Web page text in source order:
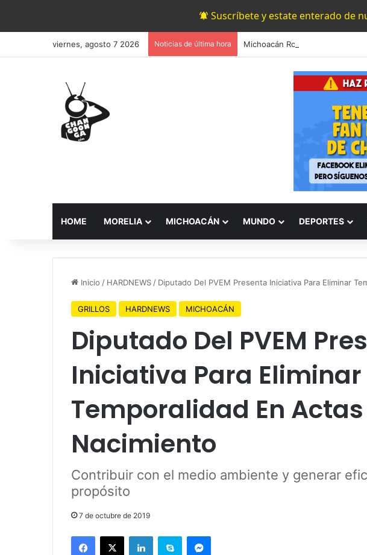
Suscríbete y estate enterado de
viernes, agosto 7 2026 Noticias de última hora
HOME MORELIA MICHOACÁN MUNDO DEPORTES
Inicio / HARDNEWS / Diputado Del PVEM Presenta Iniciativa Para Eliminar
GRILLOS HARDNEWS MICHOACÁN
Diputado Del PVEM
Iniciativa Para Eliminar
Temporalidad En Actas
Nacimiento
Contribuir con el medio ambiente y generar
propósito
7 de octubre de 2019